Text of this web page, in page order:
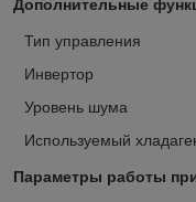
Дополнительные
Тип управления
Инвертор
Уровень шума
Используемый
Параметры работы